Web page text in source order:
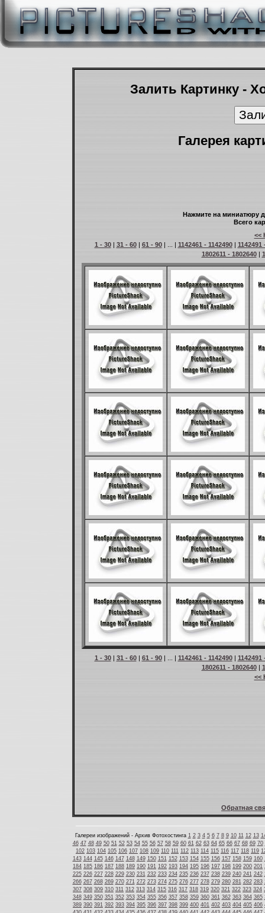
Залить Картинку -
Галерея
Нажмите на миниатюру
Всего
<<
1 - 30| 31 - 60| 61 - 90| ... | 1142461 - 1142490| 1142491
1802611 - 1802640|
1 - 30| 31 - 60| 61 - 90| ... | 1142461 - 1142490| 1142491
1802611 - 1802640|
<<
Обратная
Галереи изображений - Архив Фотохостинга 1 2 3 4 5 6 7 8 9 10 11 12 13
46 47 48 49 50 51 52 53 54 55 56 57 58 59 60 61 62 63 64 65 66 67 68 69 70
102 103 104 105 106 107 108 109 110 111 112 113 114 115 116 117 118 119
143 144 145 146 147 148 149 150 151 152 153 154 155 156 157 158 159 160
184 185 186 187 188 189 190 191 192 193 194 195 196 197 198 199 200 201
225 226 227 228 229 230 231 232 233 234 235 236 237 238 239 240 241 242
266 267 268 269 270 271 272 273 274 275 276 277 278 279 280 281 282 283
307 308 309 310 311 312 313 314 315 316 317 318 319 320 321 322 323 324
348 349 350 351 352 353 354 355 356 357 358 359 360 361 362 363 364 365
389 390 391 392 393 394 395 396 397 398 399 400 401 402 403 404 405 406